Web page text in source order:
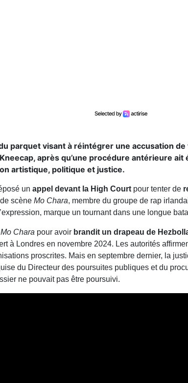
parquet visant à réintégrer une accusation
après qu’une procédure antérieure
artistique, politique et justice.
un appel devant la High Court pour tenter de
scène Mo Chara, membre du groupe de rap
marque un tournant dans une longue
Mo Chara pour avoir brandit un drapeau de
à Londres en novembre 2024. Les autorités
proscrites. Mais en septembre dernier, la
du Directeur des poursuites publiques et du
ne pouvait pas être poursuivi.